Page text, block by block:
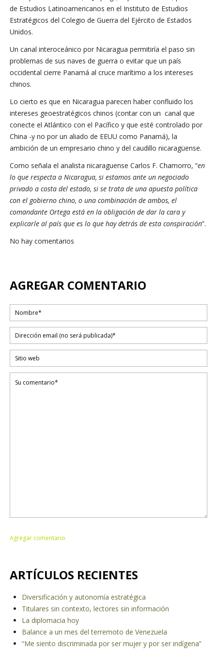
de Estudios Latinoamericanos en el Instituto de Estudios
Estratégicos del Colegio de Guerra del Ejército de Estados
Unidos.
Un canal interoceánico por Nicaragua permitiría el paso sin
problemas de sus naves de guerra o evitar que un país
occidental cierre Panamá al cruce marítimo a los intereses
chinos.
Lo cierto es que en Nicaragua parecen haber confluido los
intereses geoestratégicos chinos (contar con un canal que
conecte el Atlántico con el Pacífico y que esté controlado por
China -y no por un aliado de EEUU como Panamá), la
ambición de un empresario chino y del caudillo nicaragüense.
Como señala el analista nicaraguense Carlos F. Chamorro, “en
lo que respecta a Nicaragua, si estamos ante un negociado
privado a costa del estado, si se trata de una apuesta política
con el gobierno chino, o una combinación de ambos, el
comandante Ortega está en la obligación de dar la cara y
explicarle al país que es lo que hay detrás de esta conspiración”.
No hay comentarios
AGREGAR COMENTARIO
ARTÍCULOS RECIENTES
Diversificación y autonomía estratégica
Titulares sin contexto, lectores sin información
La diplomacia hoy
Balance a un mes del terremoto de Venezuela
“Me siento discriminada por ser mujer y por ser indígena”